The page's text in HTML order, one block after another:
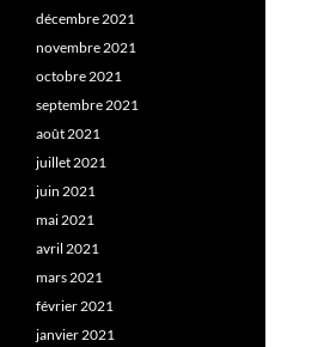
décembre 2021
novembre 2021
octobre 2021
septembre 2021
août 2021
juillet 2021
juin 2021
mai 2021
avril 2021
mars 2021
février 2021
janvier 2021